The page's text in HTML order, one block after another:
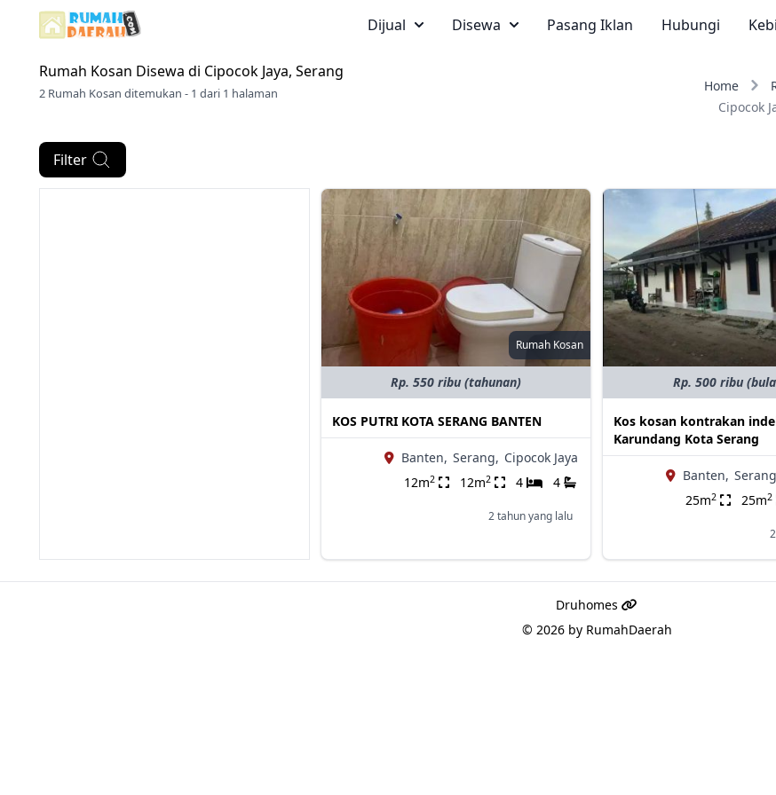
Dijual Disewa Pasang Iklan Hubungi
Rumah Kosan Disewa di Cipocok Jaya, Serang
2 Rumah Kosan ditemukan - 1 dari 1 halaman Home
Cipocok
Filter
Rumah Kosan
Rp. 550 ribu (tahunan)
KOS PUTRI KOTA SERANG BANTEN
Banten, Serang, Cipocok Jaya
12m2 12m2 4 4
2 tahun yang lalu
Rp. 500 ribu
Kos kosan kontrakan
Karundang Kota Serang
Banten,
25m2 25m2
Druhomes
© 2026 by RumahDaerah